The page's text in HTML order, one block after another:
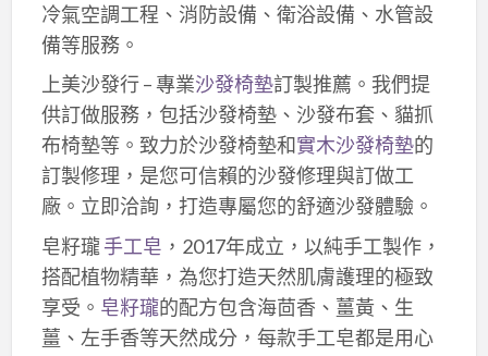
冷氣空調工程、消防設備、衛浴設備、水管設
備等服務。
上美沙發行 – 專業沙發椅墊訂製推薦。我們提
供訂做服務，包括沙發椅墊、沙發布套、貓抓
布椅墊等。致力於沙發椅墊和實木沙發椅墊的
訂製修理，是您可信賴的沙發修理與訂做工
廠。立即洽詢，打造專屬您的舒適沙發體驗。
皂籽瓏手工皂 ，2017年成立，以純手工製作，
搭配植物精華，為您打造天然肌膚護理的極致
享受。 皂籽瓏的配方包含海茴香、薑黃、生
薑、左手香等天然成分，每款手工皂都是用心